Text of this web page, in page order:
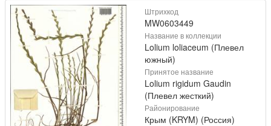
Штрихкод
MW0603449
Название в коллекции
Lolium loliaceum (Плевел
южный)
Принятое название
Lolium rigidum Gaudin
(Плевел жесткий)
Районирование
Крым (KRYM) (Россия)